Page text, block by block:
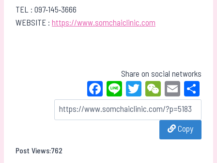
TEL :097-145-3666
WEBSITE :https://www.somchaiclinic.com
Share on social networks
Fa
ce
bo
Li
ne
T
wi
tt
W
eC
ha
t
E
m
ail
Copy
Post Views:762